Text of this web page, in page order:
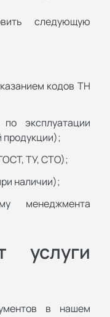
следующую
кодов ТН
по эксплуатации
продукции);
ТУ, СТО);
наличии);
менеджмента
услуги
в нашем